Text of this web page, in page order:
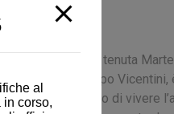
Cup che si è tenuta
dal Gruppo Vicentini,
Un nuovo modo di vivere
al
corso,